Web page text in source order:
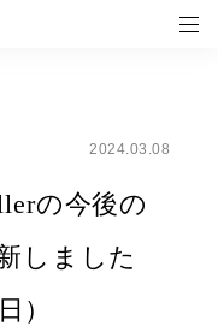
クス
2024.03.08
の今後の
しました
）